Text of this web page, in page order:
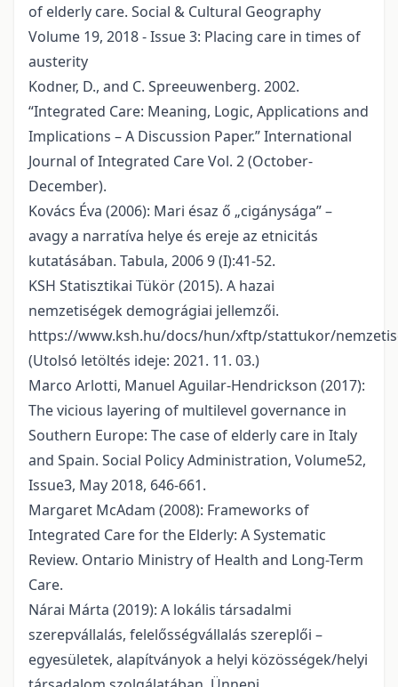
of elderly care. Social & Cultural Geography
Volume 19, 2018 - Issue 3: Placing care in times of
austerity
Kodner, D., and C. Spreeuwenberg. 2002.
“Integrated Care: Meaning, Logic, Applications and
Implications – A Discussion Paper.” International
Journal of Integrated Care Vol. 2 (October-
December).
Kovács Éva (2006): Mari ésaz ő „cigánysága” –
avagy a narratíva helye és ereje az etnicitás
kutatásában. Tabula, 2006 9 (I):41-52.
KSH Statisztikai Tükör (2015). A hazai
nemzetiségek demográgiai jellemzői.
https://www.ksh.hu/docs/hun/xftp/stattukor/
(Utolsó letöltés ideje: 2021. 11. 03.)
Marco Arlotti, Manuel Aguilar-Hendrickson (2017):
The vicious layering of multilevel governance in
Southern Europe: The case of elderly care in Italy
and Spain. Social Policy Administration, Volume52,
Issue3, May 2018, 646-661.
Margaret McAdam (2008): Frameworks of
Integrated Care for the Elderly: A Systematic
Review. Ontario Ministry of Health and Long-Term
Care.
Nárai Márta (2019): A lokális társadalmi
szerepvállalás, felelősségvállalás szereplői –
egyesületek, alapítványok a helyi közösségek/helyi